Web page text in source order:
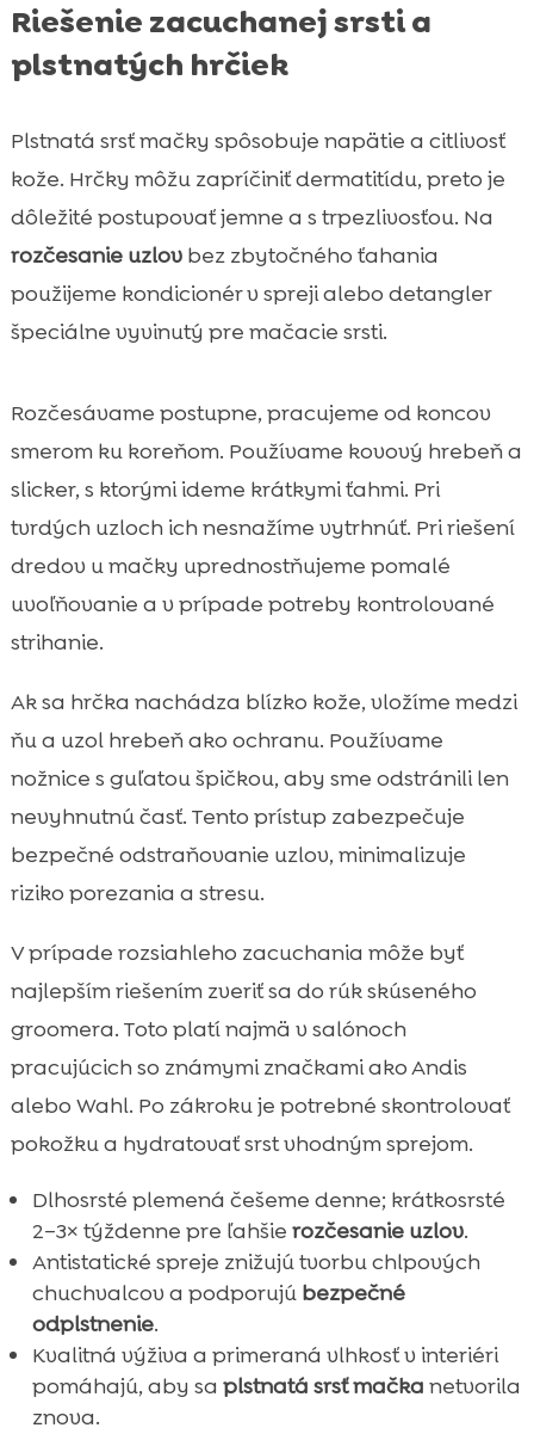
Riešenie zacuchanej srsti a
plstnatých hrčiek
Plstnatá srsť mačky spôsobuje napätie a citlivosť
kože. Hrčky môžu zapríčiniť dermatitídu, preto je
dôležité postupovať jemne a s trpezlivosťou. Na
rozčesanie uzlovbez zbytočného ťahania
použijeme kondicionér v spreji alebo detangler
špeciálne vyvinutý pre mačacie srsti.
Rozčesávame postupne, pracujeme od koncov
smerom ku koreňom. Používame kovový hrebeň a
slicker, s ktorými ideme krátkymi ťahmi. Pri
tvrdých uzloch ich nesnažíme vytrhnúť. Pri riešení
dredov u mačky uprednostňujeme pomalé
uvoľňovanie a v prípade potreby kontrolované
strihanie.
Ak sa hrčka nachádza blízko kože, vložíme medzi
ňu a uzol hrebeň ako ochranu. Používame
nožnice s guľatou špičkou, aby sme odstránili len
nevyhnutnú časť. Tento prístup zabezpečuje
bezpečné odstraňovanie uzlov, minimalizuje
riziko porezania a stresu.
V prípade rozsiahleho zacuchania môže byť
najlepším riešením zveriť sa do rúk skúseného
groomera. Toto platí najmä v salónoch
pracujúcich so známymi značkami ako Andis
alebo Wahl. Po zákroku je potrebné skontrolovať
pokožku a hydratovať srst vhodným sprejom.
Dlhosrsté plemená češeme denne; krátkosrsté
2–3× týždenne pre ľahšie rozčesanie uzlov.
Antistatické spreje znižujú tvorbu chlpových
chuchvalcov a podporujú bezpečné
odplstnenie.
Kvalitná výživa a primeraná vlhkosť v interiéri
pomáhajú, aby sa plstnatá srsť mačka netvorila
znova.